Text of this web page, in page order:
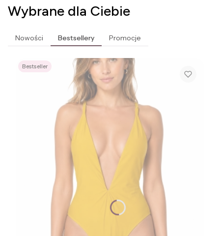
Wybrane dla Ciebie
Nowości Bestsellery Promocje
Bestseller